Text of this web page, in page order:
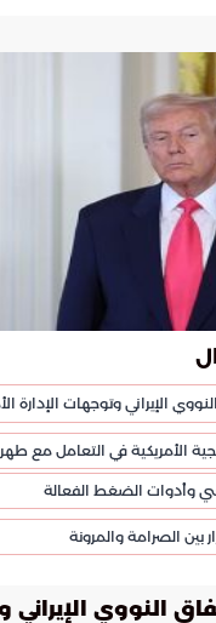
الإيراني وتوجهات الإدارة
الأمريكية في التعامل مع
وأدوات الضغط الفعالة
بين الصرامة والمرونة
النووي الإيراني